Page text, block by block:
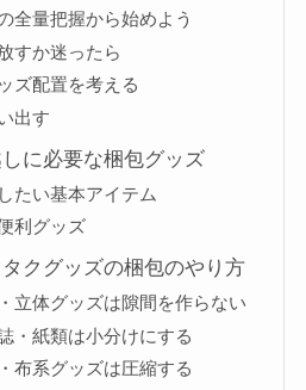
全量把握から始めよう
すか迷ったら
ズ配置を考える
出す
に必要な梱包グッズ
たい基本アイテム
利グッズ
クグッズの梱包のやり方
立体グッズは隙間を作らない
・紙類は小分けにする
布系グッズは圧縮する